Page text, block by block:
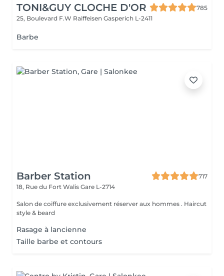
TONI&GUY CLOCHE D'OR
785
25, Boulevard F.W Raiffeisen Gasperich L-2411
Barbe
Barber Station
717
18, Rue du Fort Walis Gare L-2714
Salon de coiffure exclusivement réserver aux hommes . Haircut
style & beard
Rasage à lancienne
Taille barbe et contours